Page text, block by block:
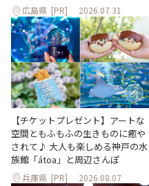
広島県 [PR] 2026.07.31
【チケットプレゼント】アートな
空間ともふもふの生きものに癒や
されて♪ 大人も楽しめる神戸の水
族館「átoa」と周辺さんぽ
兵庫県 [PR] 2026.08.07